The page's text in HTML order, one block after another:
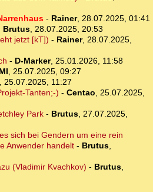
- Rainer, 28.07.2025, 01:41
Brutus, 28.07.2025, 20:53
jetzt [kT]) - Rainer, 28.07.2025,
- D-Marker, 25.01.2026, 11:58
MI, 25.07.2025, 09:27
25.07.2025, 11:27
Tanten;-) - Centao, 25.07.2025,
Park- Brutus, 27.07.2025,
sich bei Gendern um eine rein
Anwender handelt - Brutus,
(Vladimir Kvachkov) - Brutus,